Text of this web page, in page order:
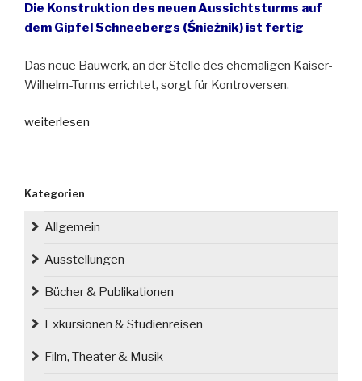
Die Konstruktion des neuen Aussichtsturms auf
dem Gipfel Schneebergs (Śnieżnik) ist fertig
Das neue Bauwerk, an der Stelle des ehemaligen Kaiser-
Wilhelm-Turms errichtet, sorgt für Kontroversen.
„Stahl,
auf
dem
Schneeberg“
weiterlesen
Kategorien
Allgemein
Ausstellungen
Bücher & Publikationen
Exkursionen & Studienreisen
Film, Theater & Musik